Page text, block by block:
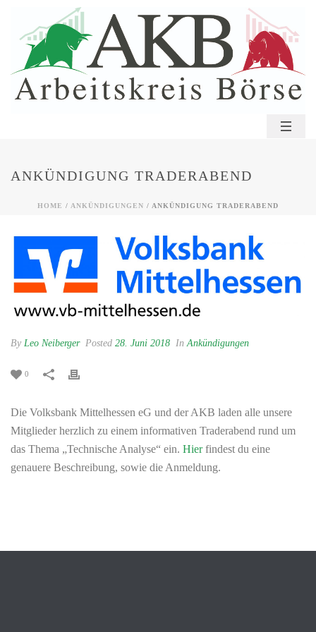
ANKÜNDIGUNG TRADERABEND
HOME / ANKÜNDIGUNGEN / ANKÜNDIGUNG TRADERABEND
By Leo Neiberger Posted 28. Juni 2018 InAnkündigungen
0
Die Volksbank Mittelhessen eG und der AKB laden alle unsere
Mitglieder herzlich zu einem informativen Traderabend rund um
das Thema „Technische Analyse“ ein. Hierfindest du eine
genauere Beschreibung, sowie die Anmeldung.